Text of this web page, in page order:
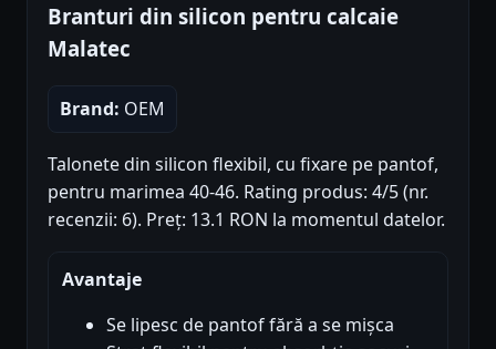
Branturi din silicon pentru calcaie
Malatec
Brand: OEM
Talonete din silicon flexibil, cu fixare pe pantof,
pentru marimea 40-46. Rating produs: 4/5 (nr.
recenzii: 6). Preț: 13.1 RON la momentul datelor.
Avantaje
Se lipesc de pantof fără a se mișca